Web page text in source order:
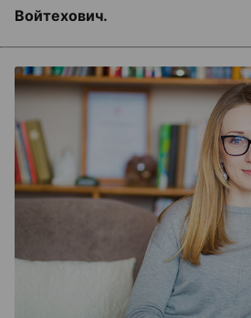
Войтехович.